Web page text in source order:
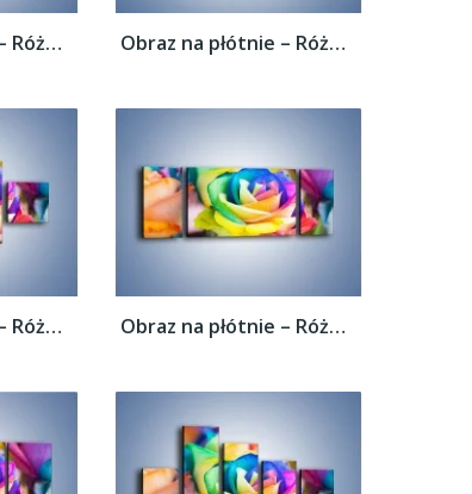
Obraz na płótnie – Róże z każdej strony –... Obraz na płótnie – Róże z każdej strony –...
Obraz na płótnie – Róże z każdej strony –... Obraz na płótnie – Róże z każdej strony –...